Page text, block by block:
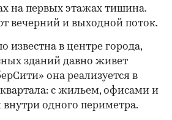
на первых этажах тишина.
вечерний и выходной поток.
известна в центре города,
зданий давно живет
она реализуется в
с жильем, офисами и
одного периметра.